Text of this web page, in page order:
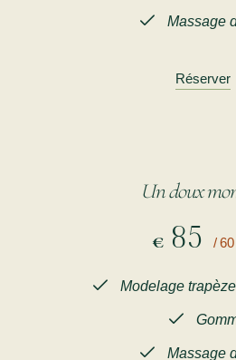
Massage
Réserver
Un doux
€ 85 /
Modelage
Massage